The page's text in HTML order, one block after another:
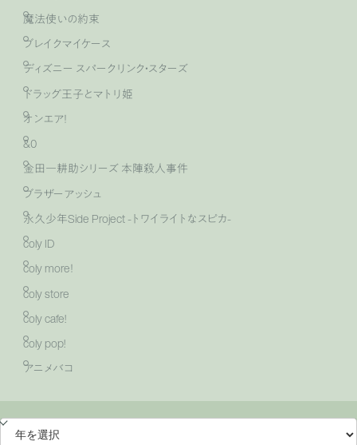
魔法使いの約束
ブレイクマイケース
ディズニー スパークリンク・スターズ
ドラッグ王子とマトリ姫
オンエア！
&0
金田一耕助シリーズ 本陣殺人事件
ブラザーアッシュ
永久少年Side Project -トワイライトなスピカ-
coly ID
coly more！
coly store
coly cafe!
coly pop!
アニメバコ